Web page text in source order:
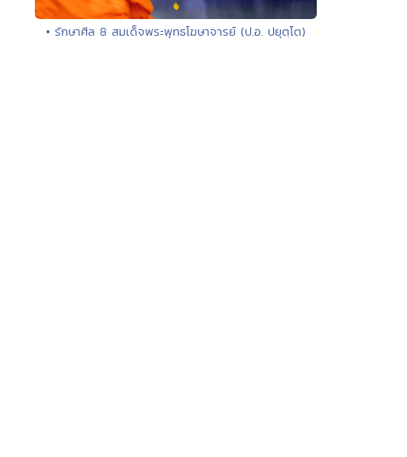
• รักษาศีล 8 สมเด็จพระพุทธโฆษาจารย์ (ป.อ. ปยุตฺโต)